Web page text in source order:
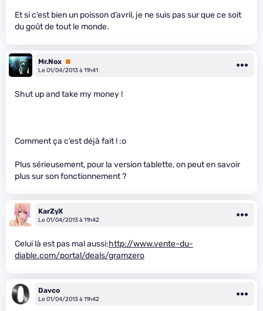
Et si c’est bien un poisson d’avril, je ne suis pas sur que ce soit
du goût de tout le monde.
Mr.Nox Premium
Le 01/04/2013 à 11h41
Shut up and take my money !
Comment ça c’est déjà fait ! :o
Plus sérieusement, pour la version tablette, on peut en savoir
plus sur son fonctionnement ?
KarZyX
Le 01/04/2013 à 11h42
Celui là est pas mal aussi:http://www.vente-du-
diable.com/portal/deals/gramzero
Davco
Le 01/04/2013 à 11h42